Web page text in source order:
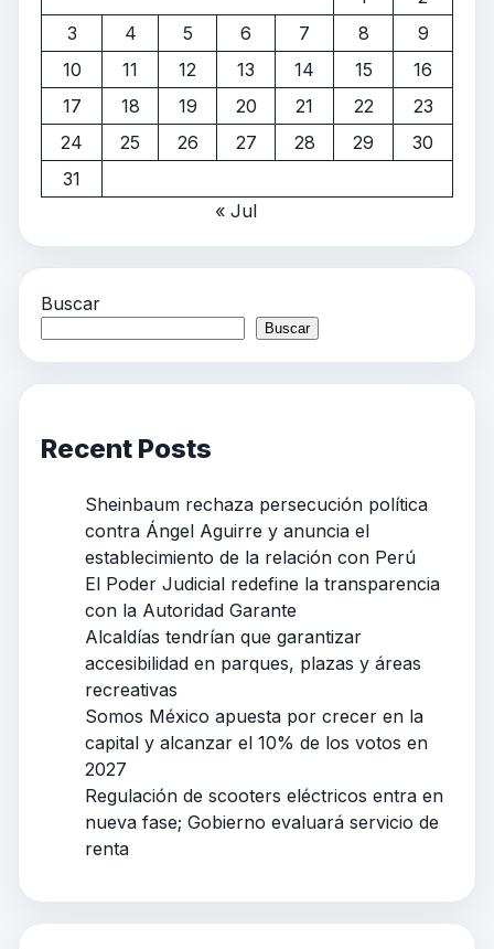
3
4 5 6 7 8
9
10
11 12 13 14 15
16
17
18 19 20 21 22
23
24
25 26 27 28 29
30
31
« Jul
Buscar
Buscar
Recent Posts
Sheinbaum rechaza persecución política
contra Ángel Aguirre y anuncia el
establecimiento de la relación con Perú
El Poder Judicial redefine la transparencia
con la Autoridad Garante
Alcaldías tendrían que garantizar
accesibilidad en parques, plazas y áreas
recreativas
Somos México apuesta por crecer en la
capital y alcanzar el 10% de los votos en
2027
Regulación de scooters eléctricos entra en
nueva fase; Gobierno evaluará servicio de
renta